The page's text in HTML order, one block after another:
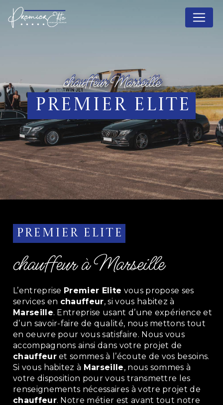
chauffeur Marseille
Premier Elite
Premier Elite
chauffeur à Marseille
L’entreprise Premier Elite vous propose ses
services en chauffeur, si vous habitez à
Marseille. Entreprise usant d’une expérience et
d’un savoir-faire de qualité, nous mettons tout
en oeuvre pour vous satisfaire. Nous vous
accompagnons ainsi dans votre projet de
chauffeuret sommes à l’écoute de vos besoins.
Si vous habitez à Marseille, nous sommes à
votre disposition pour vous transmettre les
renseignements nécessaires à votre projet de
chauffeur. Notre métier est avant tout notre
Panneau de gestion des cookies